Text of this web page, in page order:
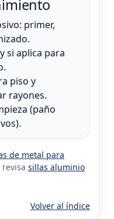
primer,
si aplica para
piso y
rayones.
(paño
de metal para
sillas aluminio
Volver al índice